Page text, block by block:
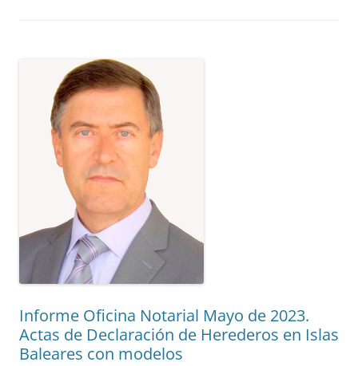
Informe Oficina Notarial Mayo de 2023.
Actas de Declaración de Herederos en Islas
Baleares con modelos